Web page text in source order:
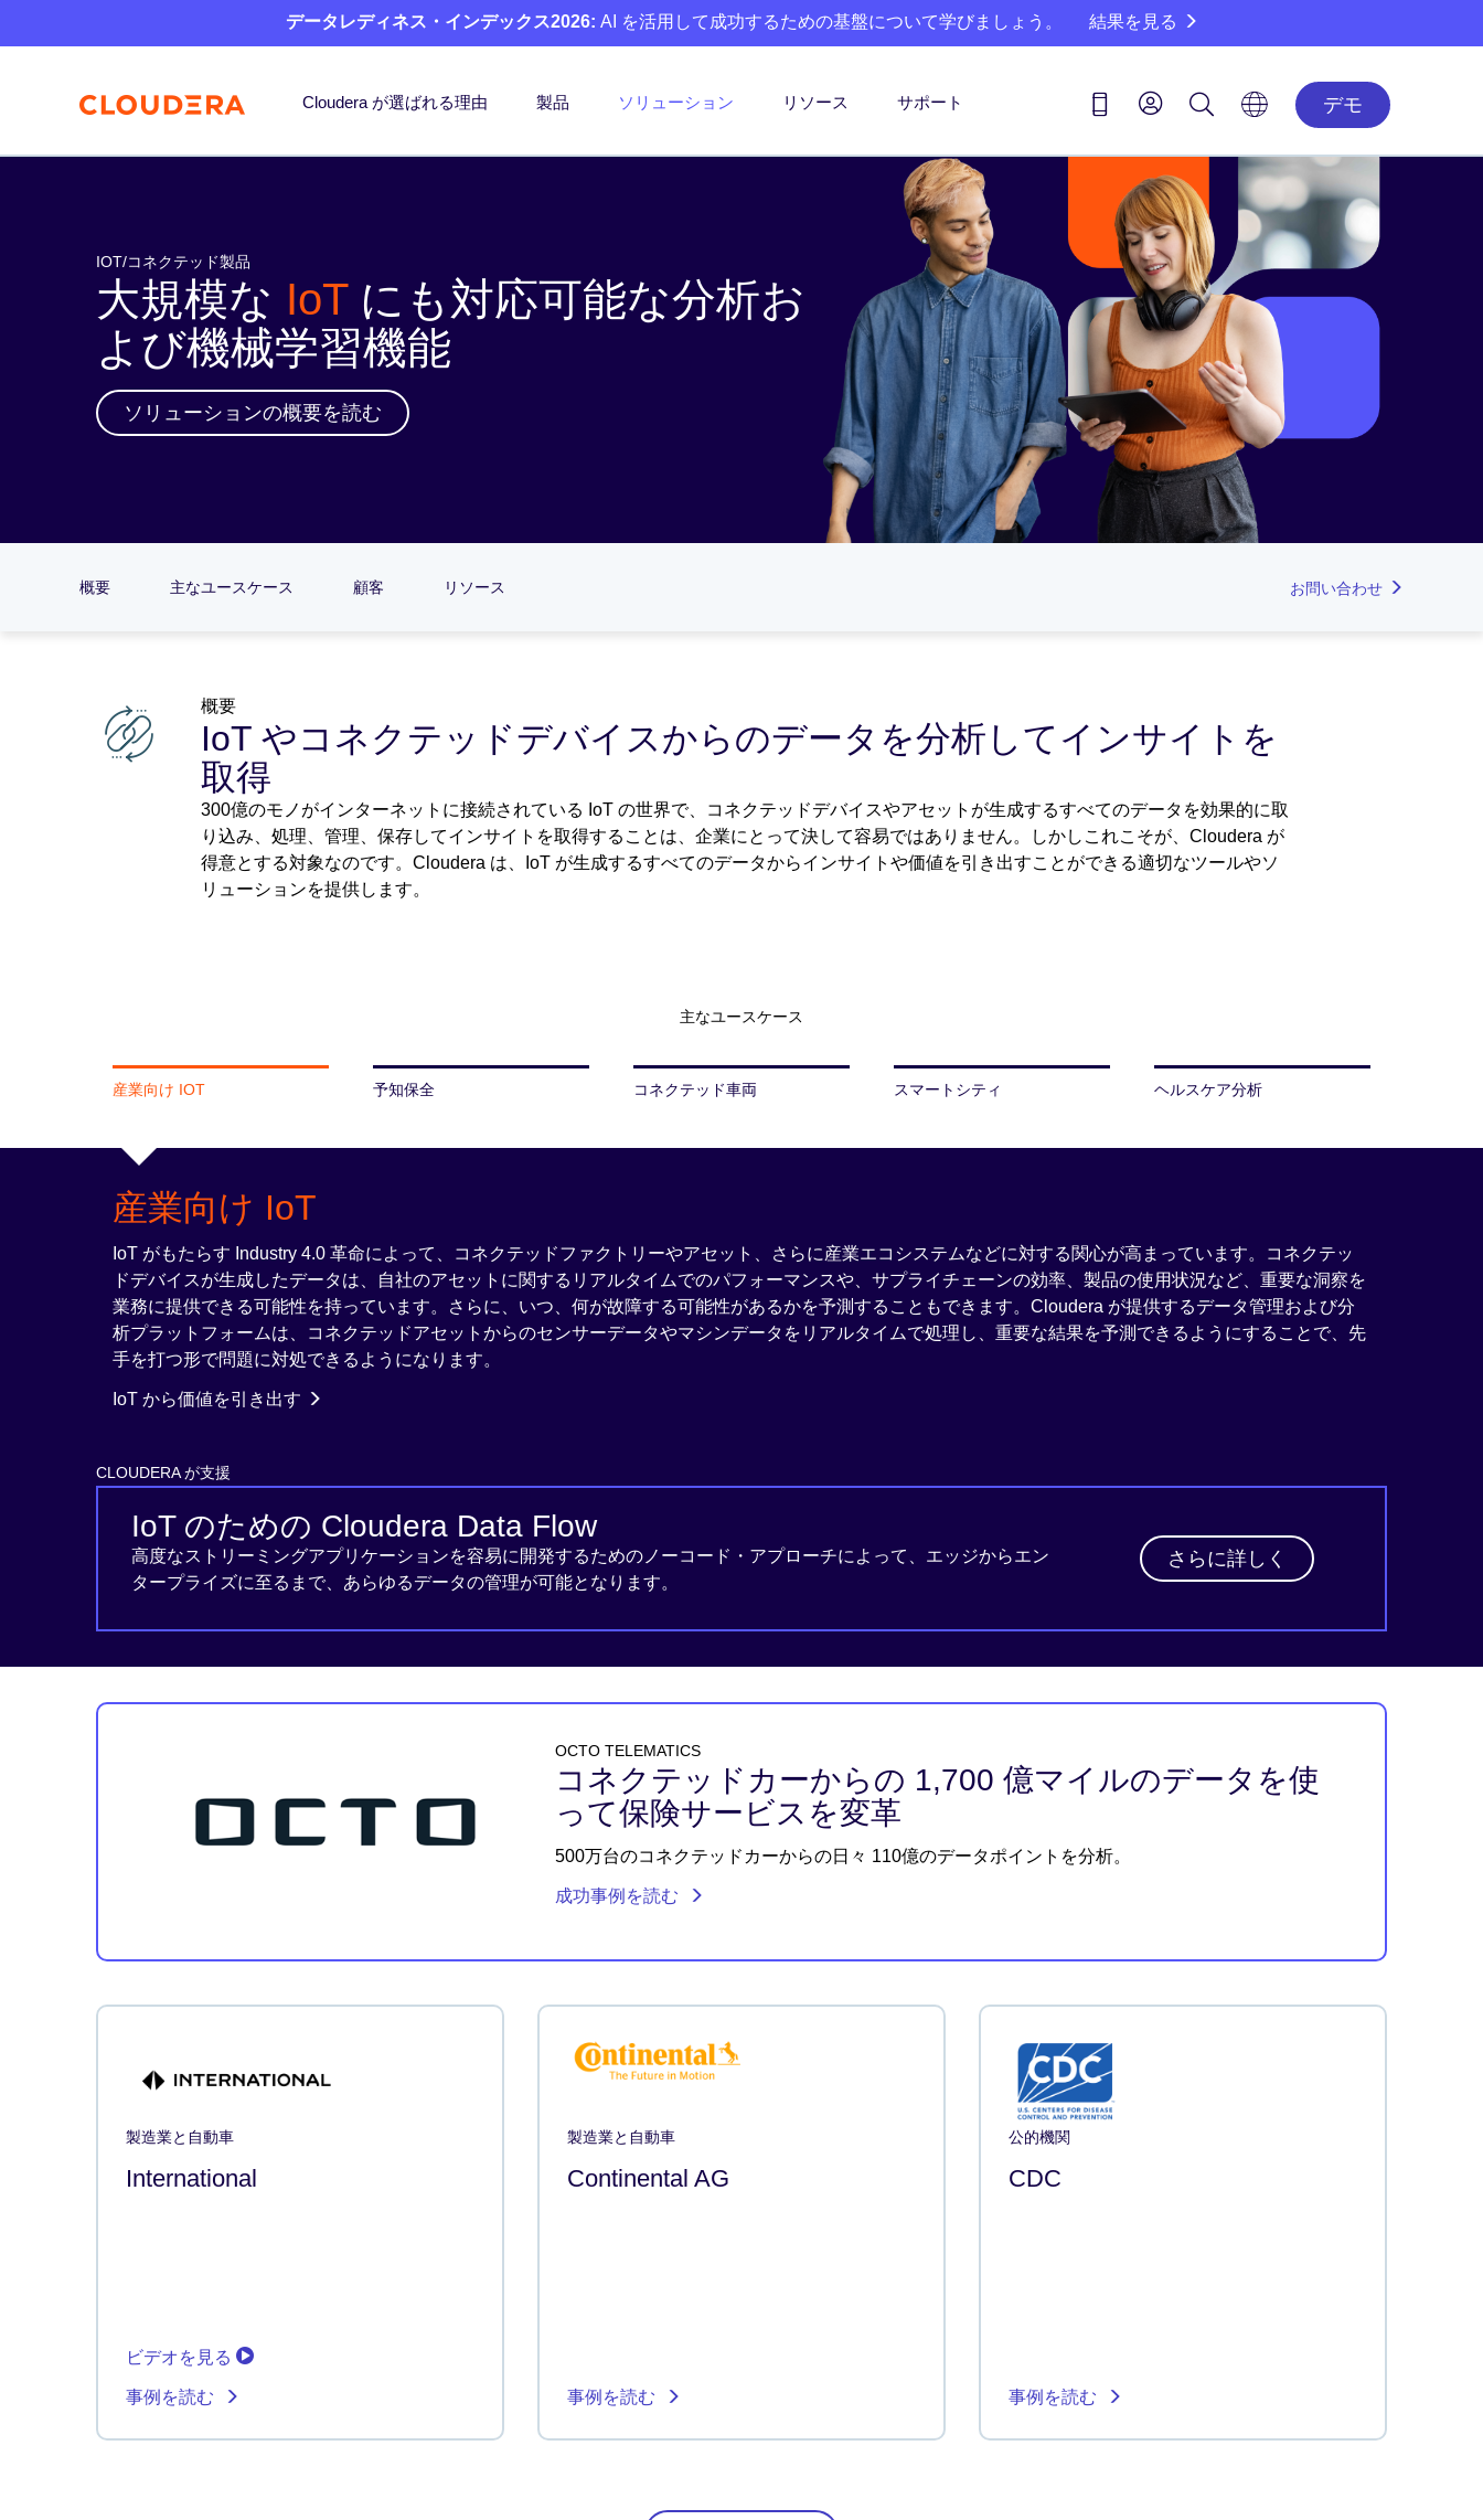
データレディネス・インデックス2026: AI を活用して成功するための基盤について学びましょう。 結果を見る
Cloudera が選ばれる理由 製品 ソリューション リソース サポート デモ
IOT/コネクテッド製品
大規模な IoTにも対応可能な分析お
よび機械学習機能
ソリューションの概要を読む
概要 主なユースケース 顧客 リソース お問い合わせ
概要
IoT やコネクテッドデバイスからのデータを分析してインサイトを
取得
300億のモノがインターネットに接続されている IoT の世界で、コネクテッドデバイスやアセットが生成するすべてのデータを効果的に取
り込み、処理、管理、保存してインサイトを取得することは、企業にとって決して容易ではありません。しかしこれこそが、Cloudera が
得意とする対象なのです。Cloudera は、IoT が生成するすべてのデータからインサイトや価値を引き出すことができる適切なツールやソ
リューションを提供します。
主なユースケース
産業向け IOT 予知保全 コネクテッド車両 スマートシティ ヘルスケア分析
産業向け IoT
IoT がもたらす Industry 4.0 革命によって、コネクテッドファクトリーやアセット、さらに産業エコシステムなどに対する関心が高まっています。コネクテッ
ドデバイスが生成したデータは、自社のアセットに関するリアルタイムでのパフォーマンスや、サプライチェーンの効率、製品の使用状況など、重要な洞察を
業務に提供できる可能性を持っています。さらに、いつ、何が故障する可能性があるかを予測することもできます。Cloudera が提供するデータ管理および分
析プラットフォームは、コネクテッドアセットからのセンサーデータやマシンデータをリアルタイムで処理し、重要な結果を予測できるようにすることで、先
手を打つ形で問題に対処できるようになります。
IoT から価値を引き出す
CLOUDERA が支援
IoT のための Cloudera Data Flow
高度なストリーミングアプリケーションを容易に開発するためのノーコード・アプローチによって、エッジからエン
タープライズに至るまで、あらゆるデータの管理が可能となります。
さらに詳しく
OCTO TELEMATICS
コネクテッドカーからの 1,700 億マイルのデータを使
って保険サービスを変革
500万台のコネクテッドカーからの日々 110億のデータポイントを分析。
成功事例を読む
製造業と自動車
International
ビデオを見る
事例を読む
製造業と自動車
Continental AG
事例を読む
公的機関
CDC
事例を読む